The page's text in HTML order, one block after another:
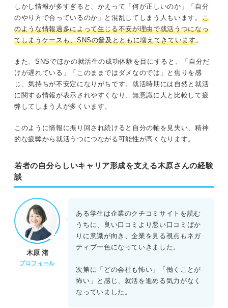
しかし情報が多すぎると、かえって「何が正しいのか」「自分
のやり方で合っているのか」と混乱してしまう人もいます。 こ
のような情報過多によって生じる不安が理由で就活うつになっ
てしまうケースも、SNSの普及とともに増えてきています。
また、SNSでほかの就活生の成功体験を目にすると、「自分だ
けが遅れている」「このままではダメなのでは」と焦りを感
じ、気持ちが不安定になりがちです。就活時期には自然と就活
に関する情報が表示されやすくなり、無意識に人と比較して疲
弊してしまう人が多くいます。
このように情報に振り回され続けると自分の軸を見失い、精神
的な疲弊から就活うつにつながる可能性が高くなります。
若者の自分らしいキャリア形成を支える木原さんの経験
談
木原 渚
プロフィール
ある学生は企業のクチコミサイトを読む
うちに、良い口コミより悪い口コミばか
りに意識が向き、企業を見る視点もネガ
ティブ一色になっていきました。
次第に「どの会社も怖い」「働くことが
怖い」と感じ、就活を進める気力がなく
なっていました。